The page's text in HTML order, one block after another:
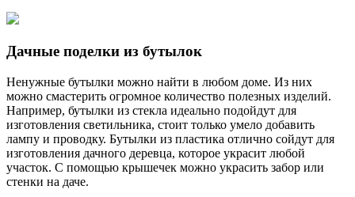
Дачные поделки из бутылок
Ненужные бутылки можно найти в любом доме. Из них
можно смастерить огромное количество полезных изделий.
Например, бутылки из стекла идеально подойдут для
изготовления светильника, стоит только умело добавить
лампу и проводку. Бутылки из пластика отлично сойдут для
изготовления дачного деревца, которое украсит любой
участок. С помощью крышечек можно украсить забор или
стенки на даче.